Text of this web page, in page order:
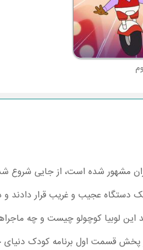
مشهور شده است، از جایی شروع
یک دستگاه عجیب و غریب قرار
این لوبیا کوچولو چیست و چه
پخش قسمت اول برنامه کودک دنیای